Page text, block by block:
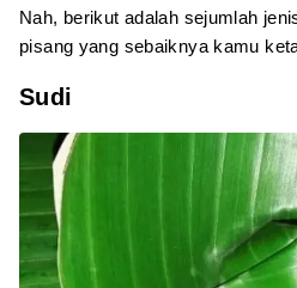
Nah, berikut adalah sejumlah
pisang yang sebaiknya kamu
Sudi